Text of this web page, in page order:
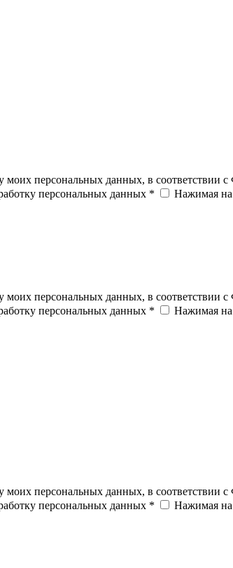
моих персональных данных, в
персональных данных *
Нажимая на
моих персональных данных, в
персональных данных *
Нажимая на
моих персональных данных, в
персональных данных *
Нажимая на